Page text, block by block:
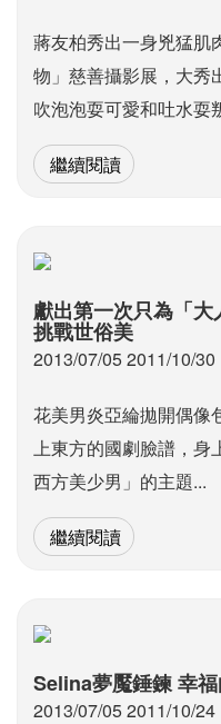
蔣友柏秀出一身兇猛肌
物」慈善攝影展，大秀
吹泡泡耍可愛和吐水耍
繼續閱讀
獻出第一次只為「
挑戰世俗美
2013/07/05 2011/10/30
花美男炎亞綸拋開偶像
上東方的國劇臉譜，身
西方美少男」的主題...
繼續閱讀
Selina夢魘錘鍊 幸
2013/07/05 2011/10/24